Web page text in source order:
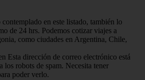
en este listado, también lo
de 24 hrs. Podemos cotizar viajes a
como ciudades en Argentina, Chile,
Esta dirección de correo electrónico está
los robots de spam. Necesita tener
poder verlo.